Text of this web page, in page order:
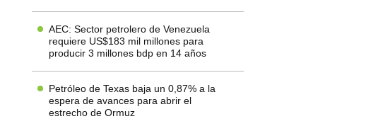
AEC: Sector petrolero de Venezuela
requiere US$183 mil millones para
producir 3 millones bdp en 14 años
Petróleo de Texas baja un 0,87% a la
espera de avances para abrir el
estrecho de Ormuz